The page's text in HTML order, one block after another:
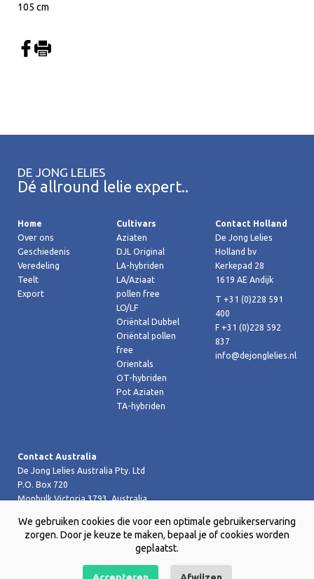
105 cm
DE JONG LELIES
Dé allround lelie expert..
Home
Over ons
Geschiedenis
Veredeling
Teelt
Export
Cultivars
Aziaten
DJL Original
LA-hybriden
LA/Aziaat
pollen free
LO/LF
Oriëntal Dubbel
Oriëntal pollen
free
Orientals
OT-hybriden
Pot Aziaten
TA-hybriden
Contact Holland
De Jong Lelies
Holland bv
Kerkepad 28
1619 AE Andijk
T +31 (0)228 591
400
F +31 (0)228 592
837
info@dejonglelies.nl
Contact Australia
De Jong Lelies Australia Pty. Ltd
P.O. Box 720
Monbulk Victoria 3793, Australia
T +61 (0)359 619 188
F +61 (0)359 619 199 joost@dejongleliesaustralia.com.au
We gebruiken cookies die voor een optimale gebruikerservaring
zorgen. Door je keuze te maken, bepaal je of cookies worden
geplaatst.